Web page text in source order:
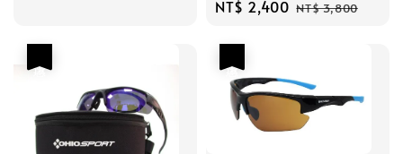
Sale
NT$ 2,400 Regular
NT$ 3,800